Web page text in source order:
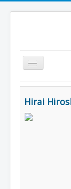
Basculer
la
Accueil
Toku-Actrices
Toku-Critiques
Hirai